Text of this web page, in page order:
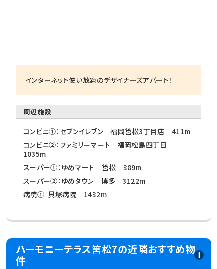
インターネット使い放題のデザイナーズアパート！
周辺施設
コンビニ①：セブンイレブン 福岡筥松3丁目店 411m
コンビニ②：ファミリーマート 福岡松島四丁目
1035m
スーパー①：ゆめマート 筥松 889m
スーパー②：ゆめタウン 博多 3122m
病院①：貝塚病院 1482m
ハーモニーテラス筥松7の近隣おすすめ物
件